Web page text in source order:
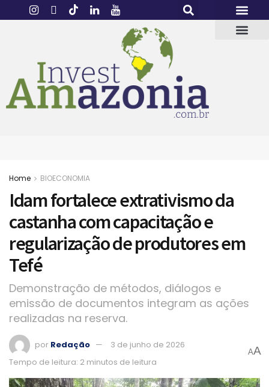
Home BIOECONOMIA
Idam fortalece extrativismo da
castanha com capacitação e
regularização de produtores em
Tefé
Demonstração de métodos, diálogos e
emissão de documentos integram as ações
realizadas na reserva.
por Redação
3 de junho de 2026
Tempo de leitura: 2 minutos de leitura
AA